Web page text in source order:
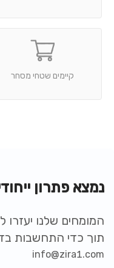
קיימים שטחי מסחר
נמצא פתרון
המומחים שלנו
תוך כדי התחשבות
info@zira1.com